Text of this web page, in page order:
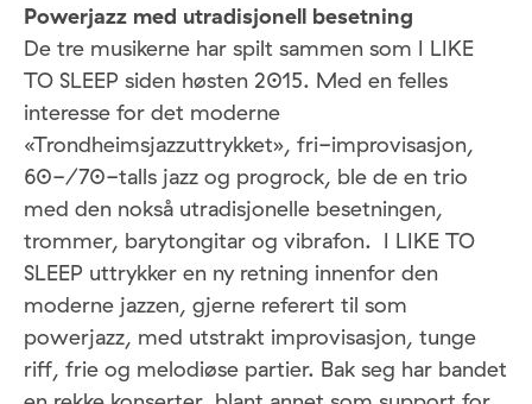
Powerjazz med utradisjonell besetning
De tre musikerne har spilt sammen som I LIKE
TO SLEEP siden høsten 2015. Med en felles
interesse for det moderne
«Trondheimsjazzuttrykket», fri-improvisasjon,
60-/70-talls jazz og progrock, ble de en trio
med den nokså utradisjonelle besetningen,
trommer, barytongitar og vibrafon. I LIKE TO
SLEEP uttrykker en ny retning innenfor den
moderne jazzen, gjerne referert til som
powerjazz, med utstrakt improvisasjon, tunge
riff, frie og melodiøse partier. Bak seg har bandet